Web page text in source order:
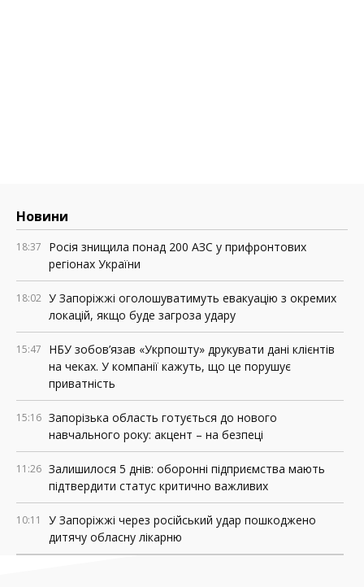
Новини
18:37
Росія знищила понад 200 АЗС у прифронтових
регіонах України
18:02 У Запоріжжі оголошуватимуть евакуацію з окремих
локацій, якщо буде загроза удару
15:47
НБУ зобов’язав «Укрпошту» друкувати дані клієнтів
на чеках. У компанії кажуть, що це порушує
приватність
15:16 Запорізька область готується до нового
навчального року: акцент – на безпеці
11:26 Залишилося 5 днів: оборонні підприємства мають
підтвердити статус критично важливих
10:11
У Запоріжжі через російський удар пошкоджено
дитячу обласну лікарню